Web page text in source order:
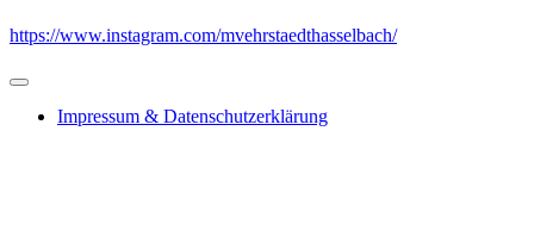
https://www.instagram.com/mvehrstaedthasselbach/
Impressum & Datenschutzerklärung